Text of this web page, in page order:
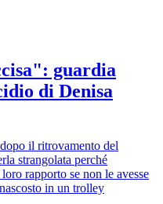
guardia
di Denisa
il ritrovamento del
strangolata perché
rapporto se non le avesse
in un trolley